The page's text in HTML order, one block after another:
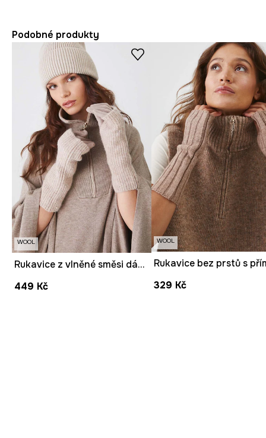
Podobné produkty
WOOL
Rukavice z vlněné směsi dámské béžová barva
449 Kč
WOOL
329 Kč